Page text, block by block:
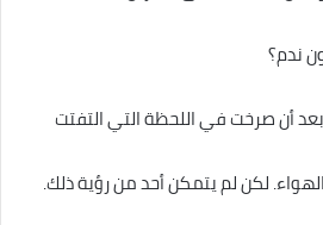
ندم؟
أن صرخت في اللحظة التي التفتت
لكن لم يتمكن أحد من رؤية ذلك.